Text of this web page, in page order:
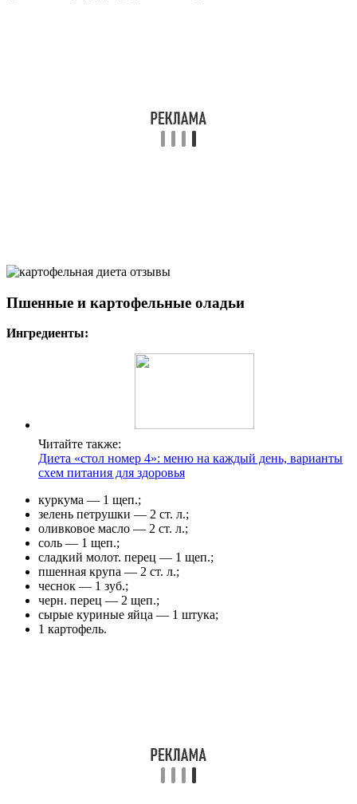
Пшенные и картофельные оладьи
Ингредиенты:
Читайте также:
Диета «стол номер 4»: меню на каждый день, варианты
схем питания для здоровья
куркума — 1 щеп.;
зелень петрушки — 2 ст. л.;
оливковое масло — 2 ст. л.;
соль — 1 щеп.;
сладкий молот. перец — 1 щеп.;
пшенная крупа — 2 ст. л.;
чеснок — 1 зуб.;
черн. перец — 2 щеп.;
сырые куриные яйца — 1 штука;
1 картофель.